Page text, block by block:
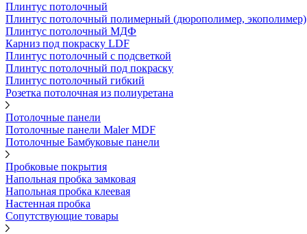
Плинтус потолочный
Плинтус потолочный полимерный (дюрополимер, экополимер)
Плинтус потолочный МДФ
Карниз под покраску LDF
Плинтус потолочный с подсветкой
Плинтус потолочный под покраску
Плинтус потолочный гибкий
Розетка потолочная из полиуретана
Потолочные панели
Потолочные панели Maler MDF
Потолочные Бамбуковые панели
Пробковые покрытия
Напольная пробка замковая
Напольная пробка клеевая
Настенная пробка
Сопутствующие товары